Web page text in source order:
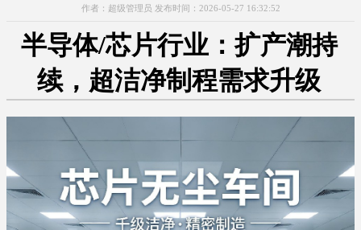
作者：超级管理员 发布时间：2026-05-27 16:32:52
半导体/芯片行业：扩产潮持
续，超洁净制程需求升级